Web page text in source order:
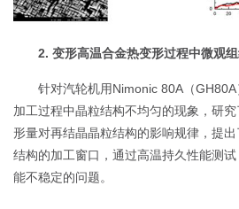
2. 变形高温合金热变形过程中微观
针对汽轮机用Nimonic 80A（
加工过程中晶粒结构不均匀的现象，研
形量对再结晶晶粒结构的影响规律，提
结构的加工窗口，通过高温持久性能测
能不稳定的问题。